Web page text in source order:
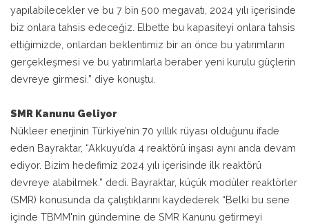
yapılabilecekler ve bu 7 bin 500 megavatı, 2024 yılı içerisinde
biz onlara tahsis edeceğiz. Elbette bu kapasiteyi onlara tahsis
ettiğimizde, onlardan beklentimiz bir an önce bu yatırımların
gerçekleşmesi ve bu yatırımlarla beraber yeni kurulu güçlerin
devreye girmesi.” diye konuştu.
SMR Kanunu Geliyor
Nükleer enerjinin Türkiye’nin 70 yıllık rüyası olduğunu ifade
eden Bayraktar, “Akkuyu’da 4 reaktörü inşası aynı anda devam
ediyor. Bizim hedefimiz 2024 yılı içerisinde ilk reaktörü
devreye alabilmek.” dedi. Bayraktar, küçük modüler reaktörler
(SMR) konusunda da çalıştıklarını kaydederek “Belki bu sene
içinde TBMM'nin gündemine de SMR Kanunu getirmeyi